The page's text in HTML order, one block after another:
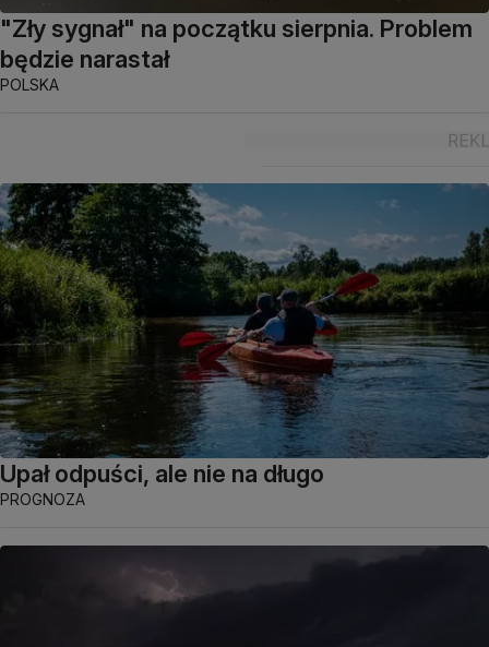
"Zły sygnał" na początku sierpnia. Problem
będzie narastał
POLSKA
Upał odpuści, ale nie na długo
PROGNOZA